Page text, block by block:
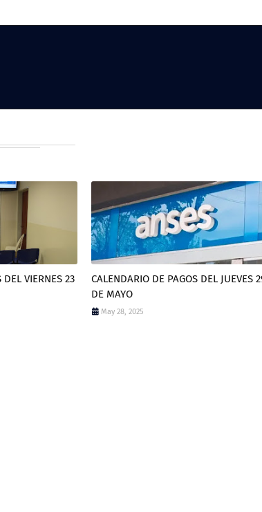
DEL VIERNES 23
CALENDARIO DE PAGOS DEL JUEVES
DE MAYO
May 28, 2025